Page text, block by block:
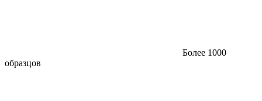
Более 1000
образцов